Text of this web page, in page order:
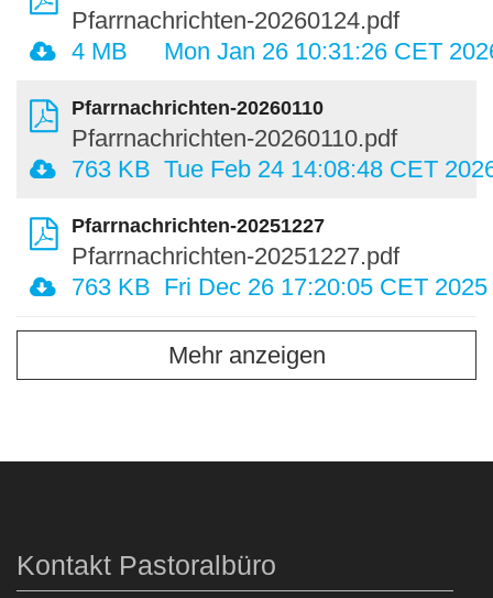
Pfarrnachrichten-20260124.pdf
4 MB
Mon Jan 26 10:31:26 CET
Pfarrnachrichten-20260110
Pfarrnachrichten-20260110.pdf
763 KB Tue Feb 24 14:08:48 CET
Pfarrnachrichten-20251227
Pfarrnachrichten-20251227.pdf
763 KB Fri Dec 26 17:20:05 CET 2025
Mehr anzeigen
Kontakt Pastoralbüro